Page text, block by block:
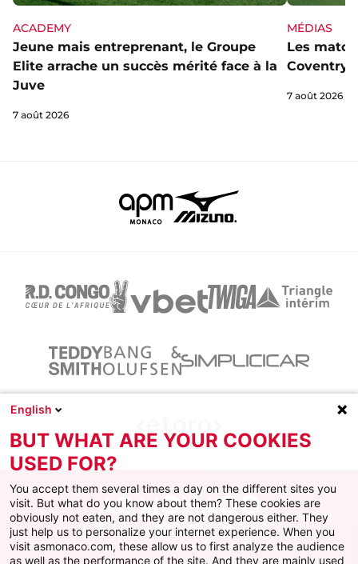
ACADEMY
Jeune mais entreprenant, le Groupe
Elite arrache un succès mérité face à la
Juve
7 août 2026
MÉDIAS
Les
Coventry
7 août 2026
Facebook
X Instagram
YoutubeTikTokTwitch
English
BUT WHAT ARE YOUR COOKIES
USED FOR?
You accept them several times a day on the different sites you
visit. But what do you know about them? These cookies are
obviously not eaten, and they are not dangerous either. They
just help us to personalize your internet experience. When you
visit asmonaco.com, these allow us to first analyze the audience
as well as the performance of the site. And they are mainly used